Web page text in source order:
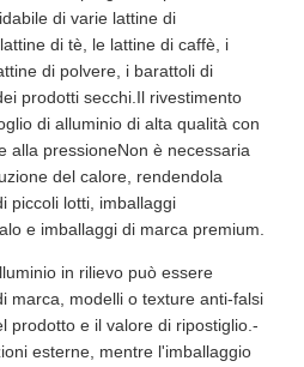
di varie lattine di
di tè, le lattine di caffè, i
di polvere, i barattoli di
prodotti secchi.Il rivestimento
di alluminio di alta qualità con
alla pressioneNon è necessaria
del calore, rendendola
piccoli lotti, imballaggi
e imballaggi di marca premium.
in rilievo può essere
marca, modelli o texture anti-falsi
prodotto e il valore di ripostiglio.-
esterne, mentre l'imballaggio